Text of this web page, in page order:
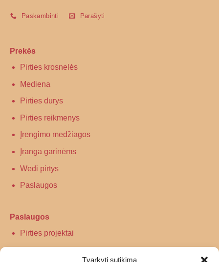
Tvarkyti sutikimą
Paskambinti Parašyti
Prekės
Pirties krosnelės
Mediena
Pirties durys
Pirties reikmenys
Įrengimo medžiagos
Įranga garinėms
Wedi pirtys
Paslaugos
Paslaugos
Pirties projektai